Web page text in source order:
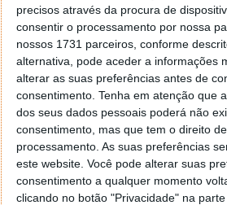
precisos através da procura de
consentir o processamento por nossa
nossos 1731 parceiros, conforme
alternativa, pode aceder a informações
alterar as suas preferências antes de
consentimento. Tenha em atenção que
dos seus dados pessoais poderá não
consentimento, mas que tem o direito
processamento. As suas preferências
este website. Você pode alterar suas
consentimento a qualquer momento
clicando no botão "Privacidade" na
No entanto, os humanos foram
difíceis de estudar porque "não
em jaulas", disse o investigador à
Jogo permite avaliar o poder
Assim, os investigadores
Quest",que foi criado em 2016
doença de Alzheimer e desde